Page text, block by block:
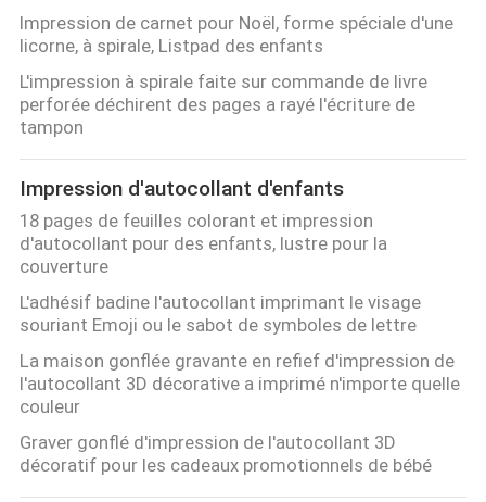
Impression de carnet pour Noël, forme spéciale d'une
licorne, à spirale, Listpad des enfants
L'impression à spirale faite sur commande de livre
perforée déchirent des pages a rayé l'écriture de
tampon
Impression d'autocollant d'enfants
18 pages de feuilles colorant et impression
d'autocollant pour des enfants, lustre pour la
couverture
L'adhésif badine l'autocollant imprimant le visage
souriant Emoji ou le sabot de symboles de lettre
La maison gonflée gravante en refief d'impression de
l'autocollant 3D décorative a imprimé n'importe quelle
couleur
Graver gonflé d'impression de l'autocollant 3D
décoratif pour les cadeaux promotionnels de bébé